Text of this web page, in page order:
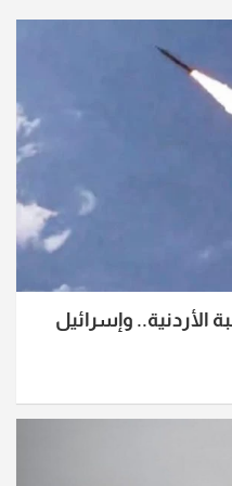
الأردنية.. وإسرائيل